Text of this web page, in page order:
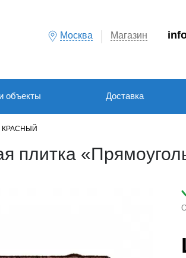
Москва Магазин
объекты Доставка
КРАСНЫЙ
плитка